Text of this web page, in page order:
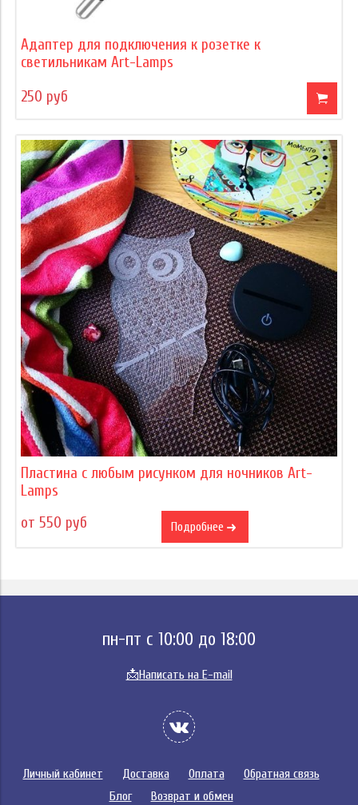
Адаптер для подключения к розетке к
светильникам Art-Lamps
250 руб
Пластина с любым рисунком для ночников Art-
Lamps
от 550 руб
Подробнее
пн-пт с 10:00 до 18:00
📩Написать на E-mail
Личный кабинет Доставка Оплата
Обратная связь
Блог
Возврат и обмен